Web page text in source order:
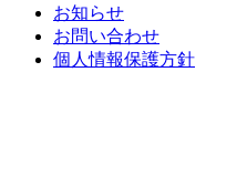
お知らせ
お問い合わせ
個人情報保護方針